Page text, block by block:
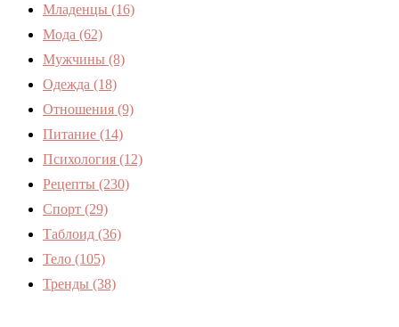
Младенцы (16)
Мода (62)
Мужчины (8)
Одежда (18)
Отношения (9)
Питание (14)
Психология (12)
Рецепты (230)
Спорт (29)
Таблоид (36)
Тело (105)
Тренды (38)